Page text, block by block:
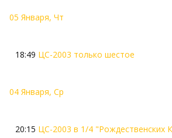
05 Января, Чт
18:49 ЦС-2003 только шестое
04 Января, Ср
20:15 ЦС-2003 в 1/4 "Рождественских